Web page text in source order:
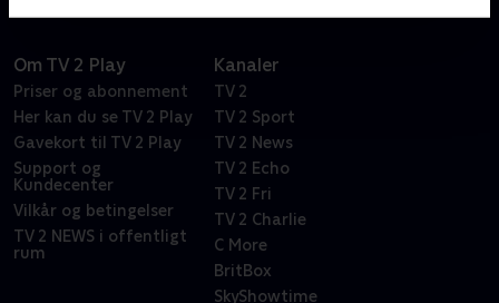
Om TV 2 Play
Priser og abonnement
Her kan du se TV 2 Play
Gavekort til TV 2 Play
Support og
Kundecenter
Vilkår og betingelser
TV 2 NEWS i offentligt
rum
Kanaler
TV 2
TV 2 Sport
TV 2 News
TV 2 Echo
TV 2 Fri
TV 2 Charlie
C More
BritBox
SkyShowtime